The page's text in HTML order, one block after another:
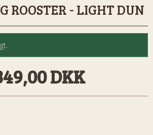
ROOSTER - LIGHT DUN
DKK